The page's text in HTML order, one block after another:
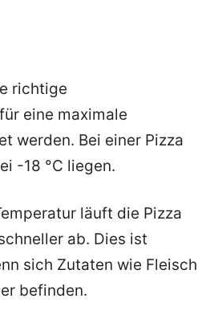
richtige
eine maximale
werden. Bei einer Pizza
-18 °C liegen.
läuft die Pizza
ab. Dies ist
sich Zutaten wie Fleisch
befinden.